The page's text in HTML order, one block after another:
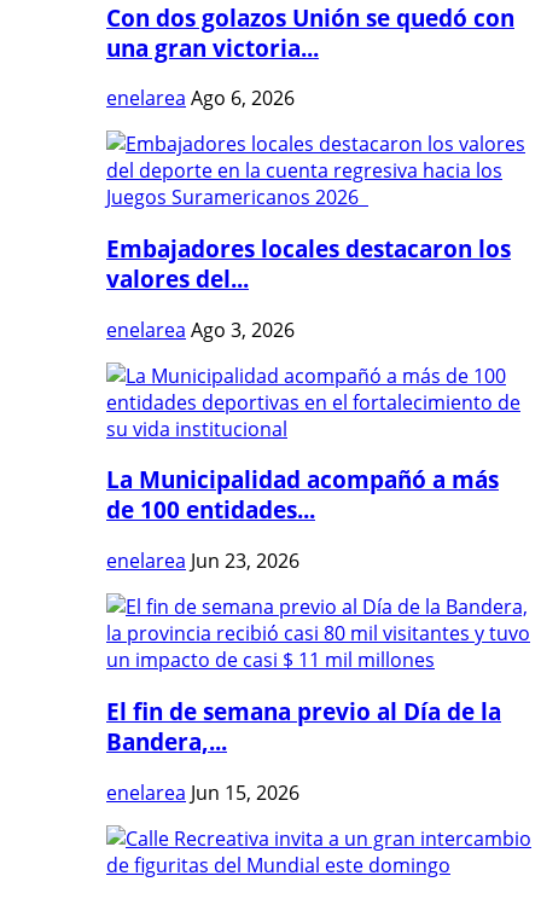
Con dos golazos Unión se quedó con
una gran victoria...
enelarea Ago 6, 2026
Embajadores locales destacaron los
valores del...
enelarea Ago 3, 2026
La Municipalidad acompañó a más
de 100 entidades...
enelarea Jun 23, 2026
El fin de semana previo al Día de la
Bandera,...
enelarea Jun 15, 2026